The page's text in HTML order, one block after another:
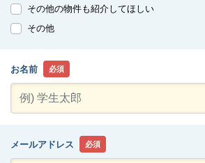
その他の物件も紹介してほしい
その他
お名前 必須
メールアドレス 必須